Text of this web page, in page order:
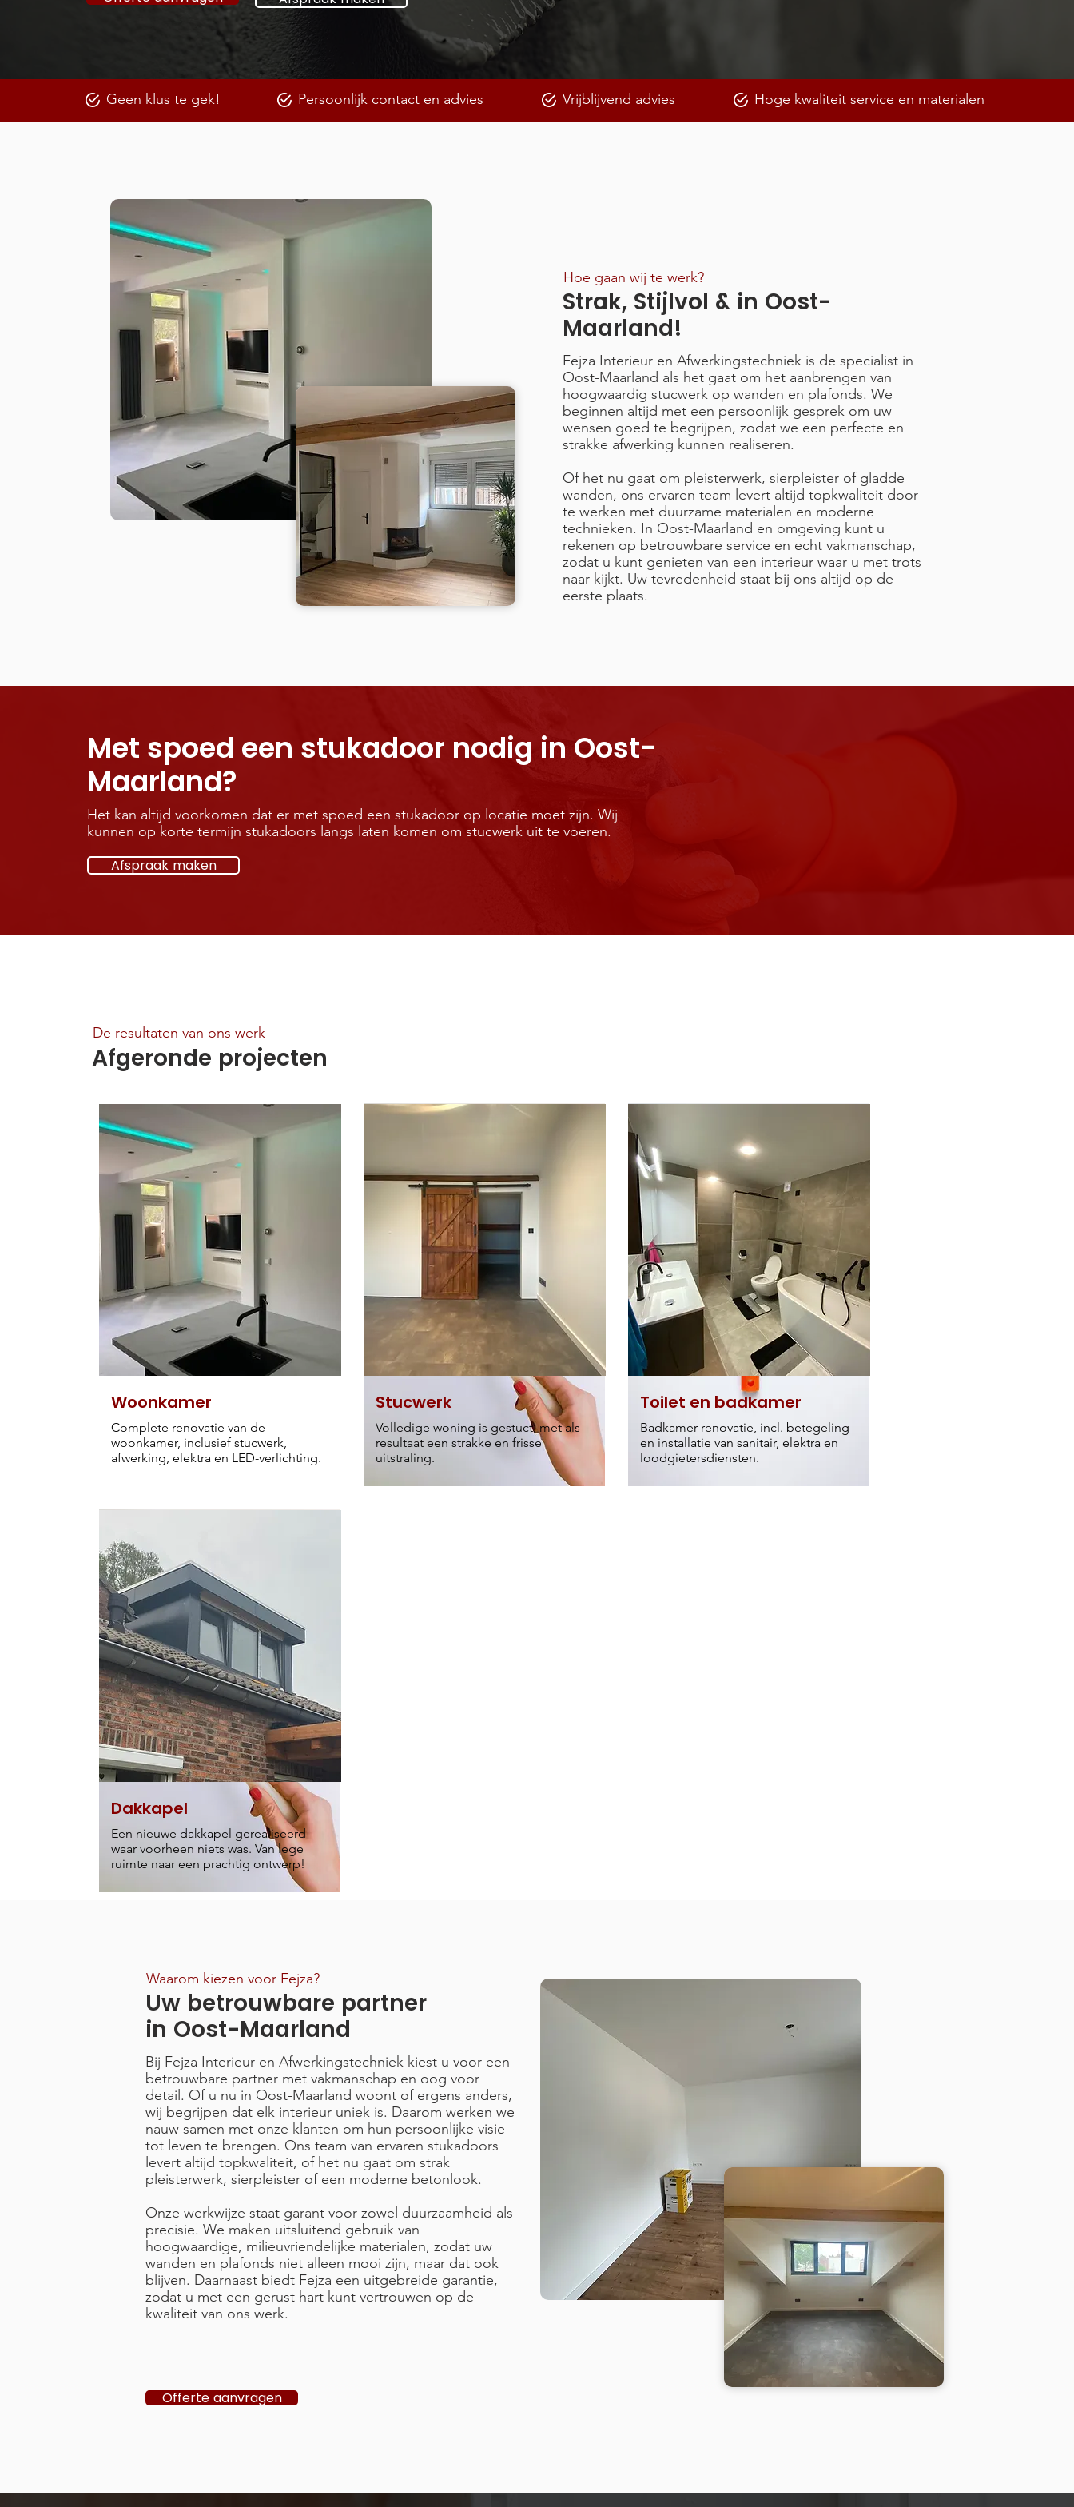
Geen klus te gek! Persoonlijk contact en advies Vrijblijvend advies Hoge kwaliteit service en materialen
Hoe gaan wij te werk?
Strak, Stijlvol & in Oost-
Maarland!
Fejza Interieur en Afwerkingstechniek is de specialist in
Oost-Maarland als het gaat om het aanbrengen van
hoogwaardig stucwerk op wanden en plafonds. We
beginnen altijd met een persoonlijk gesprek om uw
wensen goed te begrijpen, zodat we een perfecte en
strakke afwerking kunnen realiseren.
Of het nu gaat om pleisterwerk, sierpleister of gladde
wanden, ons ervaren team levert altijd topkwaliteit door
te werken met duurzame materialen en moderne
technieken. In Oost-Maarland en omgeving kunt u
rekenen op betrouwbare service en echt vakmanschap,
zodat u kunt genieten van een interieur waar u met trots
naar kijkt. Uw tevredenheid staat bij ons altijd op de
eerste plaats.
Met spoed een stukadoor nodig in Oost-
Maarland?
Het kan altijd voorkomen dat er met spoed een stukadoor op locatie moet zijn. Wij
kunnen op korte termijn stukadoors langs laten komen om stucwerk uit te voeren.
Afspraak maken
De resultaten van ons werk
Afgeronde projecten
Woonkamer
Complete renovatie van de
woonkamer, inclusief stucwerk,
afwerking, elektra en LED-verlichting.
Stucwerk
Volledige woning is gestuct, met als
resultaat een strakke en frisse
uitstraling.
Toilet en badkamer
Badkamer-renovatie, incl. betegeling
en installatie van sanitair, elektra en
loodgietersdiensten.
Dakkapel
Een nieuwe dakkapel gerealiseerd
waar voorheen niets was. Van lege
ruimte naar een prachtig ontwerp!
Waarom kiezen voor Fejza?
Uw betrouwbare partner
in Oost-Maarland
Bij Fejza Interieur en Afwerkingstechniek kiest u voor een
betrouwbare partner met vakmanschap en oog voor
detail. Of u nu in Oost-Maarland woont of ergens anders,
wij begrijpen dat elk interieur uniek is. Daarom werken we
nauw samen met onze klanten om hun persoonlijke visie
tot leven te brengen. Ons team van ervaren stukadoors
levert altijd topkwaliteit, of het nu gaat om strak
pleisterwerk, sierpleister of een moderne betonlook.
Onze werkwijze staat garant voor zowel duurzaamheid als
precisie. We maken uitsluitend gebruik van
hoogwaardige, milieuvriendelijke materialen, zodat uw
wanden en plafonds niet alleen mooi zijn, maar dat ook
blijven. Daarnaast biedt Fejza een uitgebreide garantie,
zodat u met een gerust hart kunt vertrouwen op de
kwaliteit van ons werk.
Offerte aanvragen